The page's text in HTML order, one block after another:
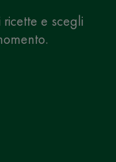
e scegli